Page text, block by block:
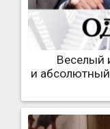
Веселый
и абсолютный